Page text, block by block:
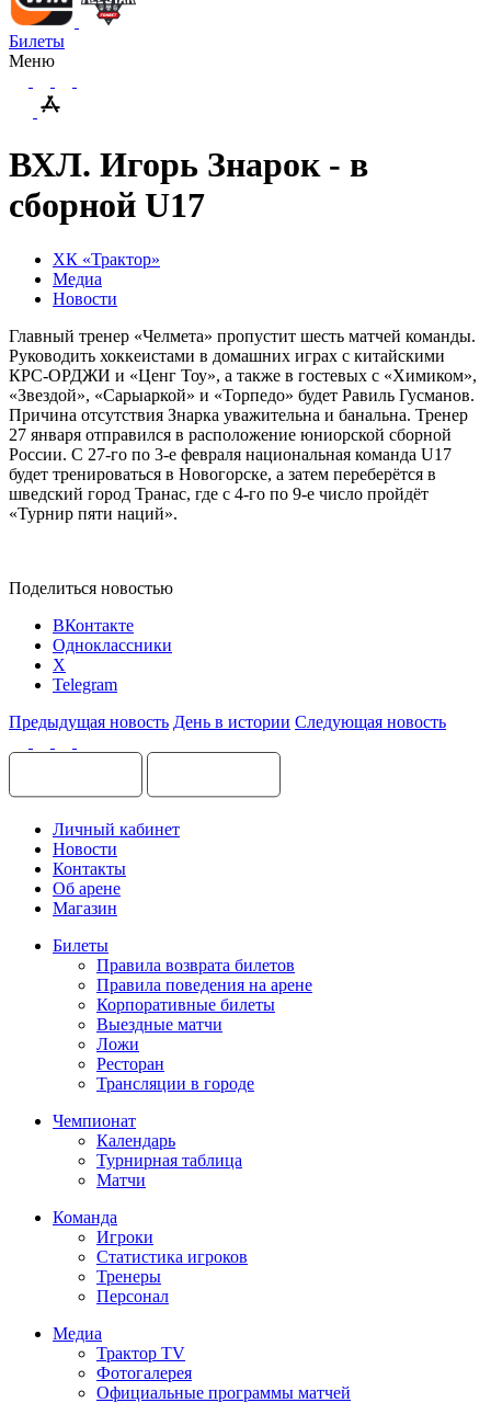
Билеты
Меню
ВХЛ. Игорь Знарок - в
сборной U17
ХК «Трактор»
Медиа
Новости
Главный тренер «Челмета» пропустит шесть матчей команды.
Руководить хоккеистами в домашних играх с китайскими
КРС-ОРДЖИ и «Ценг Тоу», а также в гостевых с «Химиком»,
«Звездой», «Сарыаркой» и «Торпедо» будет Равиль Гусманов.
Причина отсутствия Знарка уважительна и банальна. Тренер
27 января отправился в расположение юниорской сборной
России. С 27-го по 3-е февраля национальная команда U17
будет тренироваться в Новогорске, а затем переберётся в
шведский город Транас, где с 4-го по 9-е число пройдёт
«Турнир пяти наций».
Поделиться новостью
ВКонтакте
Одноклассники
X
Telegram
Предыдущая новость День в истории Следующая новость
Личный кабинет
Новости
Контакты
Об арене
Магазин
Билеты
Правила возврата билетов
Правила поведения на арене
Корпоративные билеты
Выездные матчи
Ложи
Ресторан
Трансляции в городе
Чемпионат
Календарь
Турнирная таблица
Матчи
Команда
Игроки
Статистика игроков
Тренеры
Персонал
Медиа
Трактор TV
Фотогалерея
Официальные программы матчей